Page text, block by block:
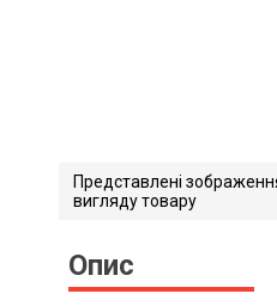
Представлені
вигляду товару
Опис